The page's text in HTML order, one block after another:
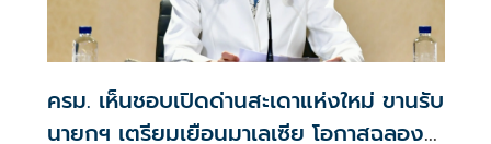
ครม. เห็นชอบเปิดด่านสะเดาแห่งใหม่ ขานรับ
นายกฯ เตรียมเยือนมาเลเซีย โอกาสฉลอง